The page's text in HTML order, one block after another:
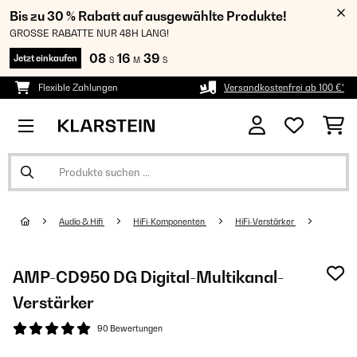
Bis zu 30 % Rabatt auf ausgewählte Produkte!
GROSSE RABATTE NUR 48H LANG!
Jetzt einkaufen 08 S 16 M 38 S
Flexible Zahlungen Versandkostenfrei ab 100 €*
Audio & Hifi HiFi-Komponenten HiFi-Verstärker
AMP-CD950 DG Digital-Multikanal-
Verstärker
90 Bewertungen